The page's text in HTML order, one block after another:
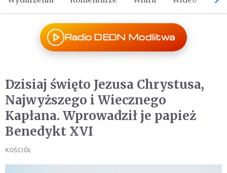
Radio DEON Modlitwa
Dzisiaj święto Jezusa Chrystusa,
Najwyższego i Wiecznego
Kapłana. Wprowadził je papież
Benedykt XVI
KOŚCIÓŁ